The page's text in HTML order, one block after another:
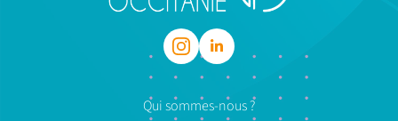
Qui sommes-nous ?